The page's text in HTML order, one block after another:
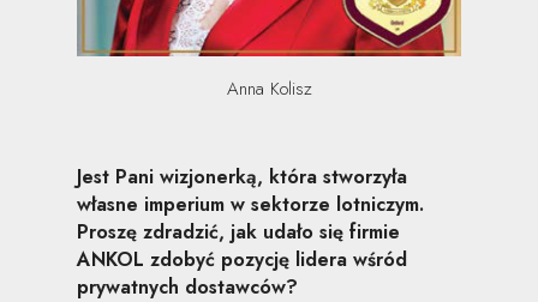
Anna Kolisz
Jest Pani wizjonerką, która stworzyła
własne imperium w sektorze lotniczym.
Proszę zdradzić, jak udało się firmie
ANKOL zdobyć pozycję lidera wśród
prywatnych dostawców?